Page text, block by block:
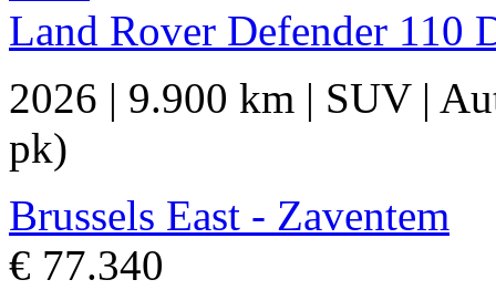
Land Rover Defender 110
2026 | 9.900 km | SUV|
pk)
Brussels East - Zaventem
€ 77.340